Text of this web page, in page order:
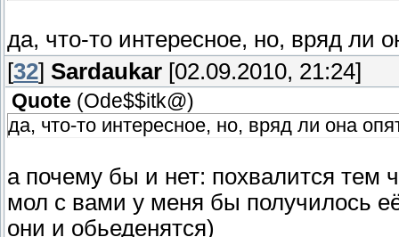
да, что-то интересное, но, вряд ли
[32] Sardaukar [02.09.2010, 21:24]
Quote (Ode$$itk@)
да, что-то интересное, но, вряд ли она
а почему бы и нет: похвалится тем
мол с вами у меня бы получилось
они и обьеденятся)